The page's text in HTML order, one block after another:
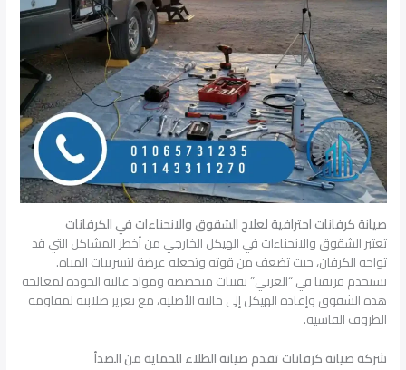
صيانة كرفانات احترافية لعلاج الشقوق والانحناءات في الكرفانات
تعتبر الشقوق والانحناءات في الهيكل الخارجي من أخطر المشاكل التي قد
تواجه الكرفان، حيث تضعف من قوته وتجعله عرضة لتسريبات المياه.
يستخدم فريقنا في “العربي” تقنيات متخصصة ومواد عالية الجودة لمعالجة
هذه الشقوق وإعادة الهيكل إلى حالته الأصلية، مع تعزيز صلابته لمقاومة
الظروف القاسية.
شركة صيانة كرفانات تقدم صيانة الطلاء للحماية من الصدأ